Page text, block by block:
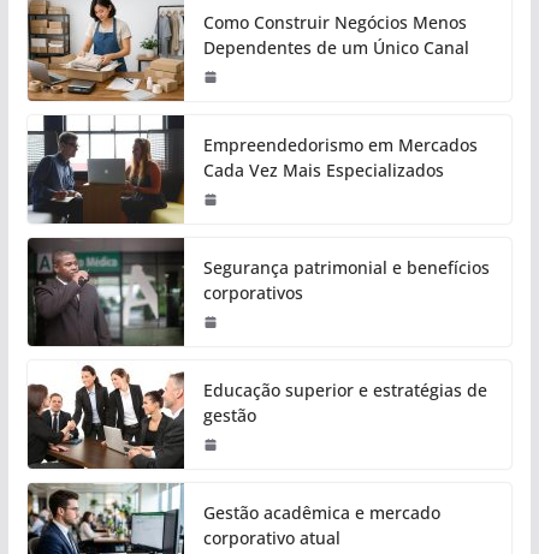
Como Construir Negócios Menos
Dependentes de um Único Canal
Empreendedorismo em Mercados
Cada Vez Mais Especializados
Segurança patrimonial e benefícios
corporativos
Educação superior e estratégias de
gestão
Gestão acadêmica e mercado
corporativo atual